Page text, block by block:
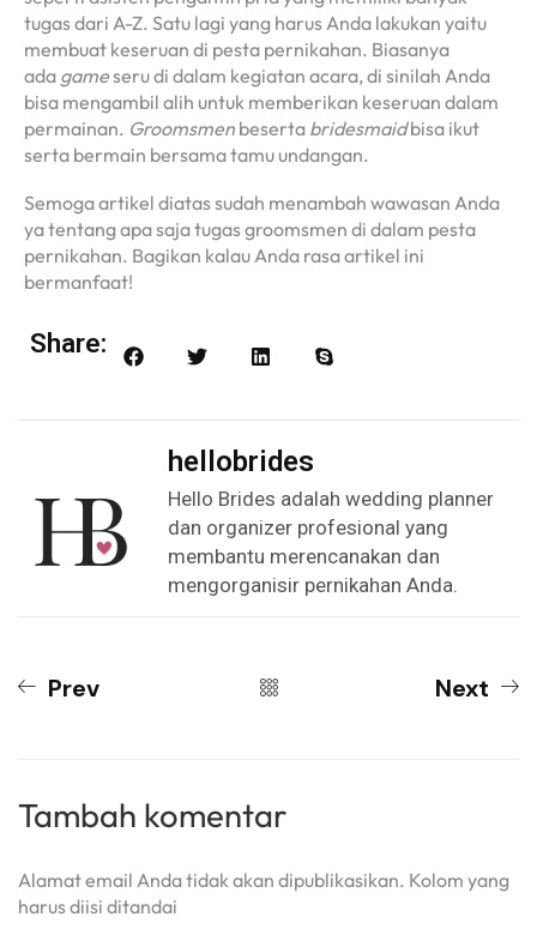
tugas dari A-Z. Satu lagi yang harus Anda lakukan yaitu
membuat keseruan di pesta pernikahan. Biasanya
ada gameseru di dalam kegiatan acara, di sinilah Anda
bisa mengambil alih untuk memberikan keseruan dalam
permainan. Groomsmen beserta bridesmaidbisa ikut
serta bermain bersama tamu undangan.
Semoga artikel diatas sudah menambah wawasan Anda
ya tentang apa saja tugas groomsmen di dalam pesta
pernikahan. Bagikan kalau Anda rasa artikel ini
bermanfaat!
Share:
hellobrides
Hello Brides adalah wedding planner
dan organizer profesional yang
membantu merencanakan dan
mengorganisir pernikahan Anda.
Prev Next
Tambah komentar
Alamat email Anda tidak akan dipublikasikan. Kolom yang
harus diisi ditandai